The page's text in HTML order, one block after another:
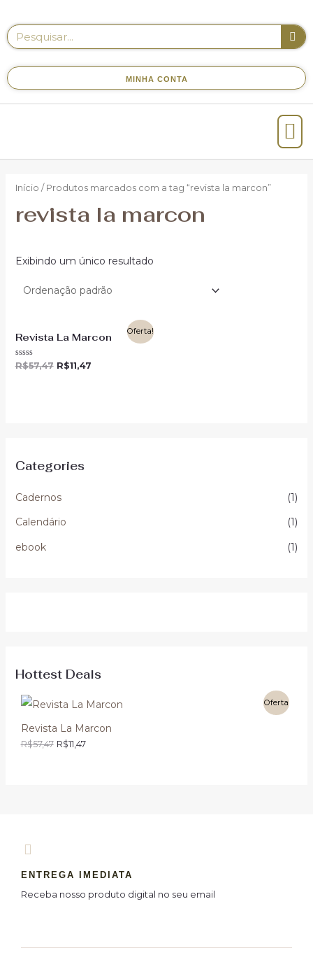
MINHA CONTA
Categories
Cadernos
(1)
Calendário
(1)
ebook
(1)
Hottest Deals
Revista La Marcon
Oferta
R$57,47 R$11,47
Início / Produtos marcados com a tag “revista la marcon”
revista la marcon
Exibindo um único resultado
Oferta!
Revista La Marcon
Avaliação
R$57,47 R$11,47
ENTREGA IMEDIATA
Receba nosso produto digital no seu email